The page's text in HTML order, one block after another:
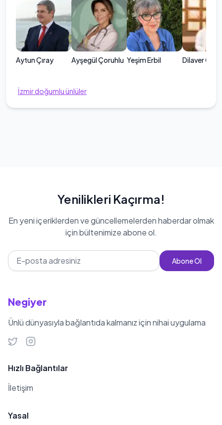
Aytun Çıray Ayşegül Çoruhlu Yeşim Erbil Dilaver
İzmirdoğumlu ünlüler
Yenilikleri Kaçırma!
En yeni içeriklerden ve güncellemelerden haberdar olmak
için bültenimize abone ol.
Abone Ol
Negiyer
Ünlü dünyasıyla bağlantıda kalmanız için nihai uygulama
Hızlı Bağlantılar
İletişim
Yasal